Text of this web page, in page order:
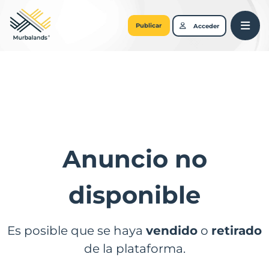
Publicar Acceder
Anuncio no
disponible
Es posible que se haya vendido o retirado
de la plataforma.